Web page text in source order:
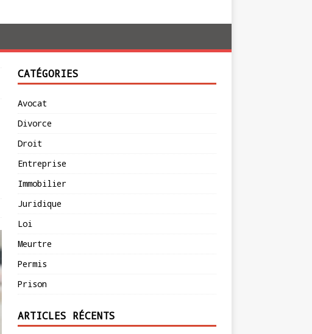
CATÉGORIES
Avocat
Divorce
Droit
Entreprise
Immobilier
Juridique
Loi
Meurtre
Permis
Prison
ARTICLES RÉCENTS